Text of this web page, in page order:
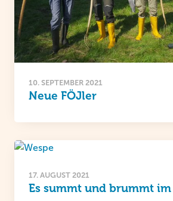
10. SEPTEMBER 2021
Neue FÖJler
17. AUGUST 2021
Es summt und brummt